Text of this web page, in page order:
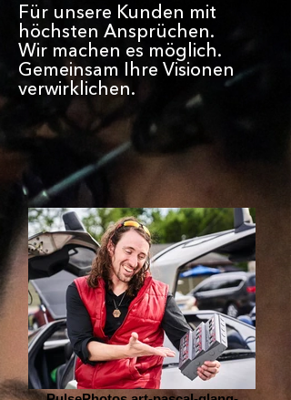
Für unsere Kunden mit
höchsten Ansprüchen.
Wir machen es möglich.
Gemeinsam Ihre Visionen
verwirklichen.